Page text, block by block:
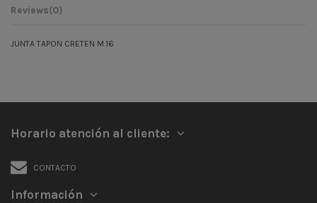
Reviews(0)
JUNTA TAPON CRETEN M.16
Horario atención al cliente:
CONTACTO
Información